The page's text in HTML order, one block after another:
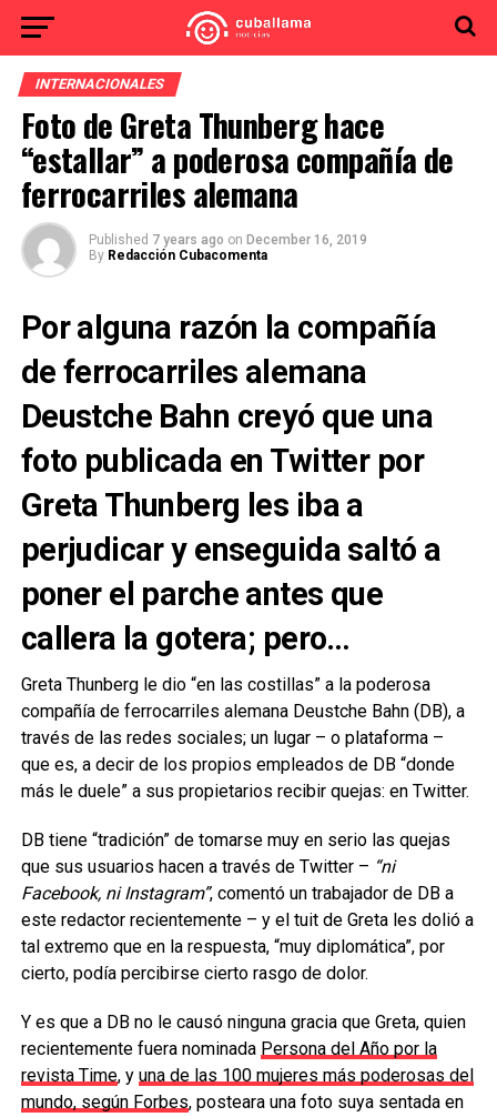
INTERNACIONALES
Foto de Greta Thunberg hace
“estallar” a poderosa compañía de
ferrocarriles alemana
Published 7 years ago on December 16, 2019
By Redacción Cubacomenta
Por alguna razón la compañía
de ferrocarriles alemana
Deustche Bahn creyó que una
foto publicada en Twitter por
Greta Thunberg les iba a
perjudicar y enseguida saltó a
poner el parche antes que
callera la gotera; pero…
Greta Thunberg le dio “en las costillas” a la poderosa
compañía de ferrocarriles alemana Deustche Bahn (DB), a
través de las redes sociales; un lugar – o plataforma –
que es, a decir de los propios empleados de DB “donde
más le duele” a sus propietarios recibir quejas: en Twitter.
DB tiene “tradición” de tomarse muy en serio las quejas
que sus usuarios hacen a través de Twitter – “ni
Facebook, ni Instagram”, comentó un trabajador de DB a
este redactor recientemente – y el tuit de Greta les dolió a
tal extremo que en la respuesta, “muy diplomática”, por
cierto, podía percibirse cierto rasgo de dolor.
Y es que a DB no le causó ninguna gracia que Greta, quien
recientemente fuera nominada Persona del Año por la
revista Time, y una de las 100 mujeres más poderosas del
mundo, según Forbes, posteara una foto suya sentada en